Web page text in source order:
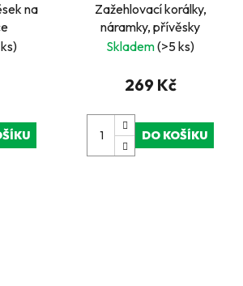
na
Zažehlovací korálky,
náramky, přívěsky
Skladem(>5 ks)
269 Kč
DO KOŠÍKU